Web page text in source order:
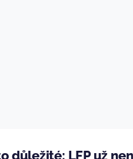
důležité: LFP už